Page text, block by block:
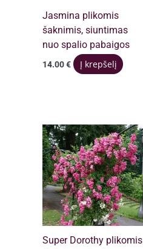
Jasmina plikomis
šaknimis, siuntimas
nuo spalio pabaigos
14.00€ Į krepšelį
Super Dorothy plikomis